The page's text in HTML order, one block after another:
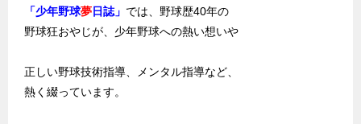
「少年野球夢日誌」 では、野球歴40年の
野球狂おやじが、少年野球への熱い想いや
正しい野球技術指導、メンタル指導など、
熱く綴っています。